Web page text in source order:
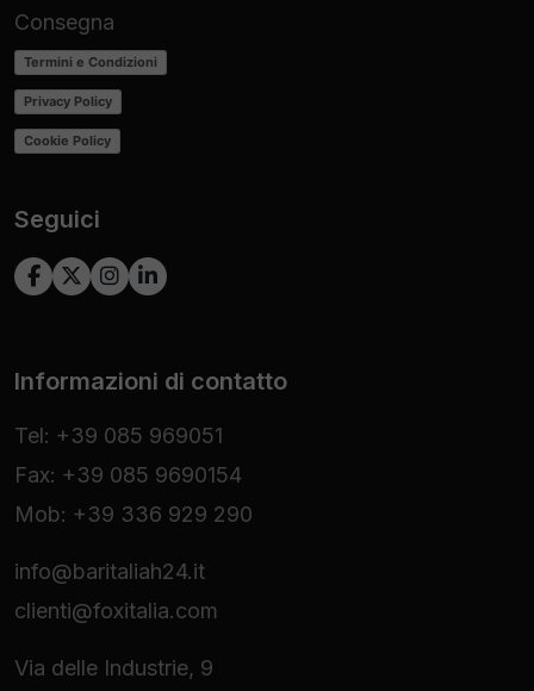
Consegna
Termini e Condizioni
Privacy Policy
Cookie Policy
Seguici
Informazioni di contatto
Tel: +39 085 969051
Fax: +39 085 9690154
Mob: +39 336 929 290
info@baritaliah24.it
clienti@foxitalia.com
Via delle Industrie, 9